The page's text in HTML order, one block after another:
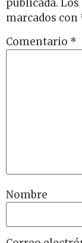
publicada. Los
marcados con
Comentario *
Nombre